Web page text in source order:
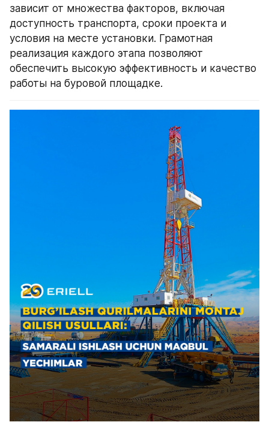
зависит от множества факторов, включая
доступность транспорта, сроки проекта и
условия на месте установки. Грамотная
реализация каждого этапа позволяют
обеспечить высокую эффективность и качество
работы на буровой площадке.